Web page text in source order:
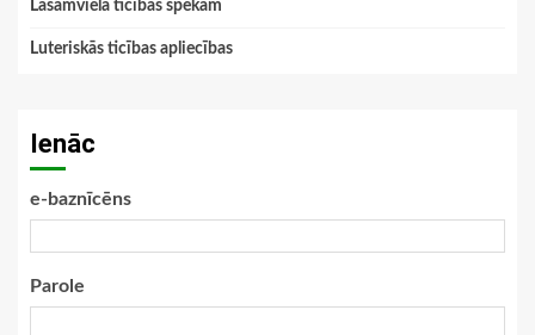
Lasāmviela ticības spēkam
Luteriskās ticības apliecības
Ienāc
e-baznīcēns
Parole